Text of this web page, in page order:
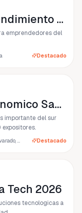
Feria de Emprendimiento Loja Emprende
emprendedores del
Destacado
Festival Gastronomico Sabores de Loja
importante del sur
Av. Pio Jaramillo Alvarado, Loja Destacado
Tech 2026
tecnologicas a